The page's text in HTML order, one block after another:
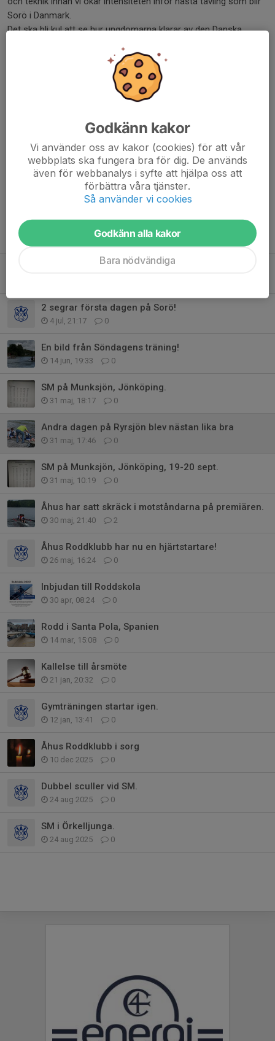
Sorö i Danmark.
Det ska bli kul att se hur ungdomarna klarar av den Danska
Alla som är med på denna resan är ju djupt stolta.
Vi gör detta tillsammans för ÅRK, laget först.
/Tränarna, ledarna, föräldrarna, styrelsen
Kommentarer
Tidigare nyheter
2 segrar även dag 2 på Sorö!
2 segrar första dagen på Sorö!
4 jul, 21:17 0
En bild från Söndagens träning!
14 jun, 19:33 0
SM på Munksjön, Jönköping.
31 maj, 18:17 0
Andra dagen på Ryrsjön blev nästan lika bra
31 maj, 17:46 0
SM på Munksjön, Jönköping, 19-20 sept.
31 maj, 10:19 0
Åhus har satt skräck i motståndarna på premiären.
30 maj, 21:40 2
Åhus Roddklubb har nu en hjärtstartare!
26 maj, 16:24 0
Inbjudan till Roddskola
30 apr, 08:24 0
Rodd i Santa Pola, Spanien
14 mar, 15:08 0
Kallelse till årsmöte
21 jan, 20:32 0
Gymträningen startar igen.
12 jan, 13:41 0
Åhus Roddklubb i sorg
10 dec 2025 0
Dubbel sculler vid SM.
24 aug 2025 0
SM i Örkelljunga.
24 aug 2025 0
Godkänn kakor
Vi använder oss av kakor (cookies) för att vår
webbplats ska fungera bra för dig. De används
även för webbanalys i syfte att hjälpa oss att
förbättra våra tjänster.
Så använder vi cookies
Godkänn alla kakor
Bara nödvändiga